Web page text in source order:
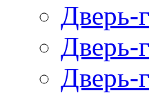
Дверь-
Дверь-
Дверь-